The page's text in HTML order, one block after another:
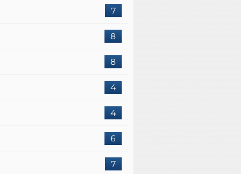
7
8
8
4
4
6
7